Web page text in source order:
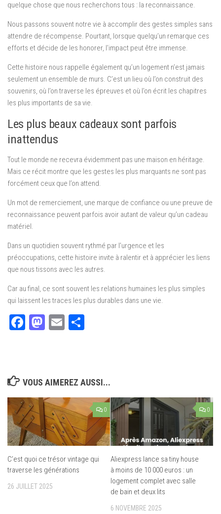
quelque chose que nous recherchons tous : la reconnaissance.
Nous passons souvent notre vie à accomplir des gestes simples sans
attendre de récompense. Pourtant, lorsque quelqu’un remarque ces
efforts et décide de les honorer, l’impact peut être immense.
Cette histoire nous rappelle également qu’un logement n’est jamais
seulement un ensemble de murs. C’est un lieu où l’on construit des
souvenirs, où l’on traverse les épreuves et où l’on écrit les chapitres
les plus importants de sa vie.
Les plus beaux cadeaux sont parfois
inattendus
Tout le monde ne recevra évidemment pas une maison en héritage.
Mais ce récit montre que les gestes les plus marquants ne sont pas
forcément ceux que l’on attend.
Un mot de remerciement, une marque de confiance ou une preuve de
reconnaissance peuvent parfois avoir autant de valeur qu’un cadeau
matériel.
Dans un quotidien souvent rythmé par l’urgence et les
préoccupations, cette histoire invite à ralentir et à apprécier les liens
que nous tissons avec les autres.
Car au final, ce sont souvent les relations humaines les plus simples
qui laissent les traces les plus durables dans une vie.
Facebook
Mastodon
Email
VOUS AIMEREZ AUSSI...
0
C’est quoi ce trésor vintage qui
traverse les générations
26 JUILLET 2025
0
Aliexpress lance sa tiny house
à moins de 10 000 euros : un
logement complet avec salle
de bain et deux lits
6 NOVEMBRE 2025